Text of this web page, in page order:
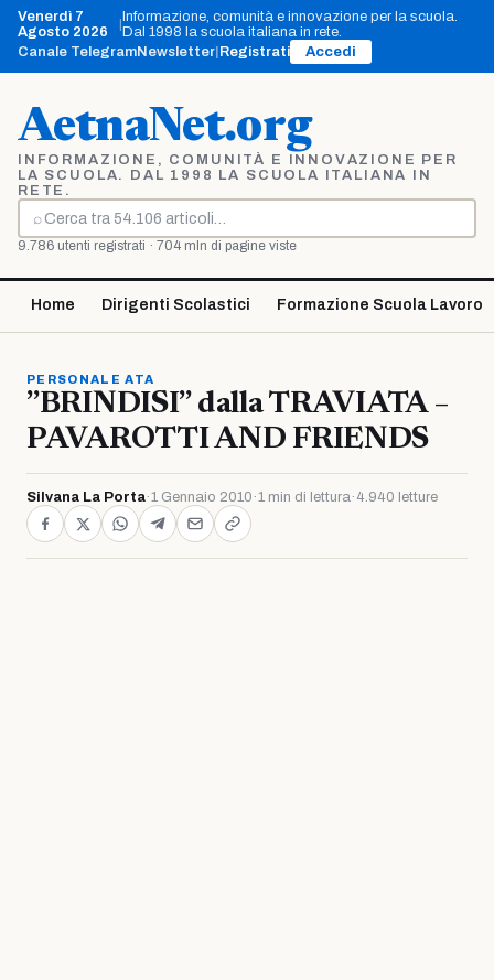
Vai
contenuto
Venerdì 7
Agosto 2026
Informazione, comunità e innovazione per la scuola.
Dal 1998 la scuola italiana in rete.
Canale TelegramNewsletter Registrati Accedi
AetnaNet.org
INFORMAZIONE, COMUNITÀ E INNOVAZIONE PER
LA SCUOLA. DAL 1998 LA SCUOLA ITALIANA IN
RETE.
⌕
Cerca
9.786 utenti registrati · 704 mln di pagine viste
Home Dirigenti Scolastici Formazione Scuola Lavoro
PERSONALE ATA
”BRINDISI” dalla TRAVIATA –
PAVAROTTI AND FRIENDS
Silvana La Porta·1 Gennaio 2010 ·1 min di lettura· 4.940 letture